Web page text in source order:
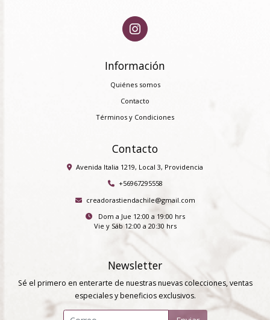
Información
Quiénes somos
Contacto
Términos y Condiciones
Contacto
Avenida Italia 1219, Local 3, Providencia
+56967295558
creadorastiendachile@gmail.com
Dom a Jue 12:00 a 19:00 hrs
Vie y Sáb 12:00 a 20:30 hrs
Newsletter
Sé el primero en enterarte de nuestras nuevas colecciones, ventas
especiales y beneficios exclusivos.